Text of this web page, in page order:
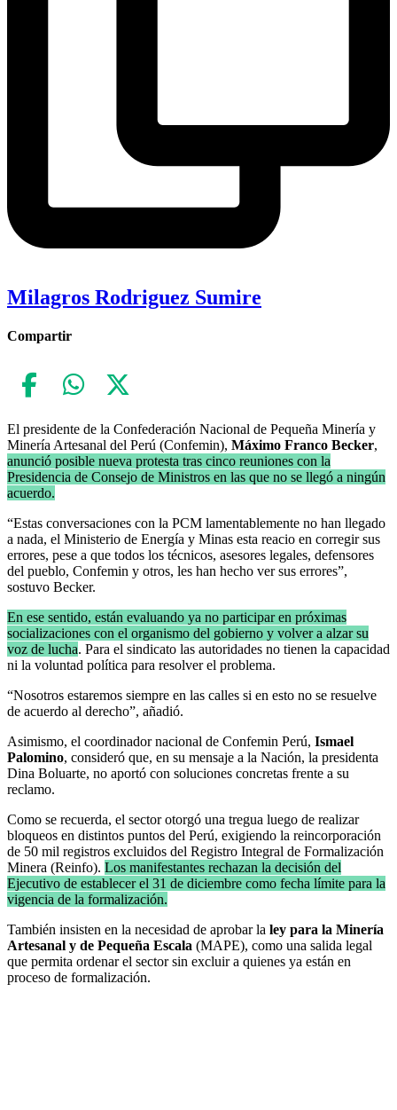
Milagros Rodriguez Sumire
Compartir
El presidente de la Confederación Nacional de Pequeña Minería y
Minería Artesanal del Perú (Confemin), Máximo Franco Becker,
anunció posible nueva protesta tras cinco reuniones con la
Presidencia de Consejo de Ministros en las que no se llegó a ningún
acuerdo.
“Estas conversaciones con la PCM lamentablemente no han llegado
a nada, el Ministerio de Energía y Minas esta reacio en corregir sus
errores, pese a que todos los técnicos, asesores legales, defensores
del pueblo, Confemin y otros, les han hecho ver sus errores”,
sostuvo Becker.
En ese sentido, están evaluando ya no participar en próximas
socializaciones con el organismo del gobierno y volver a alzar su
voz de lucha. Para el sindicato las autoridades no tienen la capacidad
ni la voluntad política para resolver el problema.
“Nosotros estaremos siempre en las calles si en esto no se resuelve
de acuerdo al derecho”, añadió.
Asimismo, el coordinador nacional de Confemin Perú, Ismael
Palomino, consideró que, en su mensaje a la Nación, la presidenta
Dina Boluarte, no aportó con soluciones concretas frente a su
reclamo.
Como se recuerda, el sector otorgó una tregua luego de realizar
bloqueos en distintos puntos del Perú, exigiendo la reincorporación
de 50 mil registros excluidos del Registro Integral de Formalización
Minera (Reinfo). Los manifestantes rechazan la decisión del
Ejecutivo de establecer el 31 de diciembre como fecha límite para la
vigencia de la formalización.
También insisten en la necesidad de aprobar la ley para la Minería
Artesanal y de Pequeña Escala (MAPE), como una salida legal
que permita ordenar el sector sin excluir a quienes ya están en
proceso de formalización.